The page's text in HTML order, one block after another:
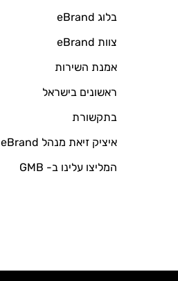
בלוג eBrand
צוות eBrand
אמנת השירות
ראשונים בישראל
בתקשורת
איציק זיאת מנהל eBrand
המליצו עלינו ב- GMB